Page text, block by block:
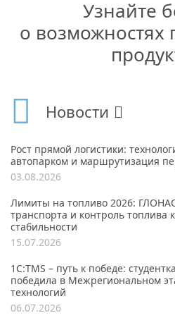
Узнайте
о
Новости
Рост прямой логистики:
автопарком и маршрутизация
03.08.2026
Лимиты на топливо 2026:
транспорта и контроль топлива
стабильности
15.07.2026
1С:TMS – путь к победе:
победила в Межрегиональном
технологий
06.07.2026